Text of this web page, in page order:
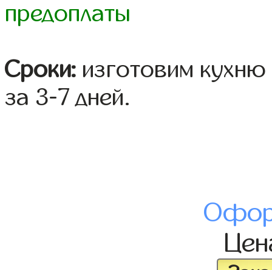
предоплаты
Сроки: изготовим
за 3-7 дней.